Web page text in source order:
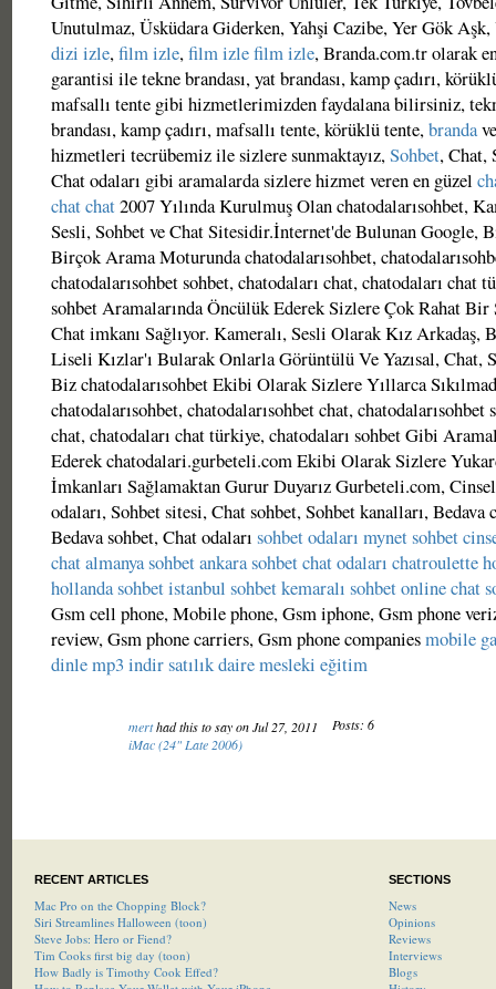
Unutulmaz, Üsküdara Giderken, Yahşi Cazibe, Yer Gök Aşk,
dizi izle,film izle,film izlefilm izle, Branda.com.tr olarak
garantisi ile tekne brandası, yat brandası, kamp çadırı,
mafsallı tente gibi hizmetlerimizden faydalana bilirsiniz,
brandası, kamp çadırı, mafsallı tente, körüklü tente,branda
hizmetleri tecrübemiz ile sizlere sunmaktayız,Sohbet, Chat,
Chat odaları gibi aramalarda sizlere hizmet veren en güzel
chatchat2007 Yılında Kurulmuş Olan chatodalarısohbet,
Sesli, Sohbet ve Chat Sitesidir.İnternet'de Bulunan Google,
Birçok Arama Moturunda chatodalarısohbet,
chatodalarısohbet sohbet, chatodaları chat, chatodaları chat
sohbet Aramalarında Öncülük Ederek Sizlere Çok Rahat Bir
Chat imkanı Sağlıyor. Kameralı, Sesli Olarak Kız Arkadaş,
Liseli Kızlar'ı Bularak Onlarla Görüntülü Ve Yazısal, Chat,
Biz chatodalarısohbet Ekibi Olarak Sizlere Yıllarca
chatodalarısohbet, chatodalarısohbet chat, chatodalarısohbet
chat, chatodaları chat türkiye, chatodaları sohbet Gibi
Ederek chatodalari.gurbeteli.com Ekibi Olarak Sizlere
İmkanları Sağlamaktan Gurur Duyarız Gurbeteli.com,
odaları, Sohbet sitesi, Chat sohbet, Sohbet kanalları, Bedava
Bedava sohbet, Chat odaları sohbet odaları mynet sohbet
chatalmanya sohbetankara sohbetchat odaları chatroulette
hollanda sohbetistanbul sohbetkemaralı sohbetonline chat
Gsm cell phone, Mobile phone, Gsm iphone, Gsm phone
review, Gsm phone carriers, Gsm phone companiesmobile
dinlemp3 indirsatılık dairemesleki eğitim
merthad this to say on Jul 27, 2011
Posts: 6
iMac (24" Late 2006)
RECENT ARTICLES
Mac Pro on the Chopping Block?
Siri Streamlines Halloween (toon)
Steve Jobs: Hero or Fiend?
Tim Cooks first big day (toon)
How Badly is Timothy Cook Effed?
SECTIONS
News
Opinions
Reviews
Interviews
Blogs